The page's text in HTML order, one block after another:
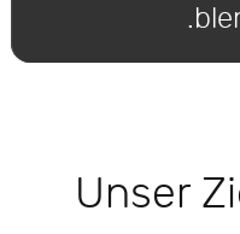
Unser